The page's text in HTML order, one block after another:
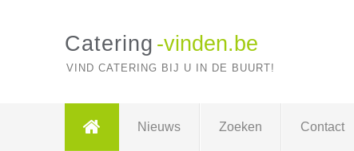
Catering -vinden.be
VIND CATERING BIJ U IN DE BUURT!
Nieuws Zoeken Contact